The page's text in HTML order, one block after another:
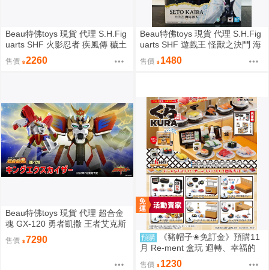
Beau特佛toys 現貨 代理 S.H.Fig
uarts SHF 火影忍者 疾風傳 穢土
轉身 宇智波斑 0209
售價 2260
Beau特佛toys 現貨 代理 S.H.Fig
uarts SHF 遊戲王 怪獸之決鬥 海
馬瀬人 0209
售價 1480
Beau特佛toys 現貨 代理 超合金
魂 GX-120 勇者凱撒 王者艾克斯
凱撒 0209
售價 7290 預購
《豬帽子✬免訂金》預購11
月 Re-ment 盒玩 迴轉、幸福的
一盤 藏壽司 中盒6入 0816
售價 1230